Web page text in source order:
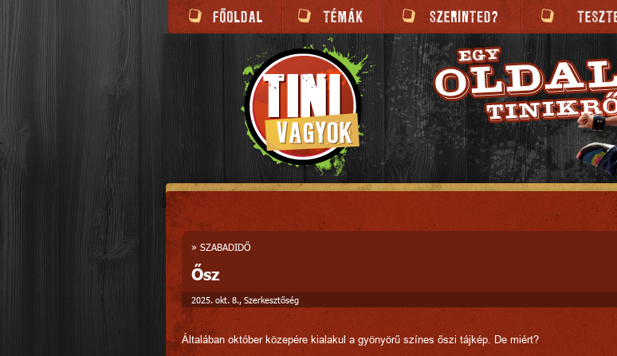
» SZABADIDŐ
Ősz
2025. okt. 8., Szerkesztőség
Általában október közepére kialakul a gyönyörű színes őszi tájkép. De miért?